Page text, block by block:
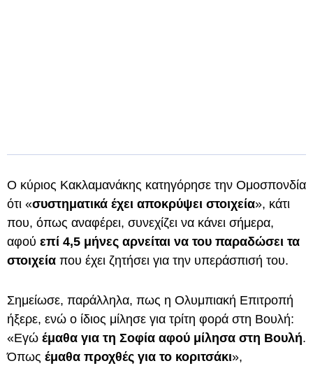
Ο κύριος Κακλαμανάκης κατηγόρησε την Ομοσπονδία
ότι «συστηματικά έχει αποκρύψει στοιχεία», κάτι
που, όπως αναφέρει, συνεχίζει να κάνει σήμερα,
αφού επί 4,5 μήνες αρνείται να του παραδώσει τα
στοιχεία που έχει ζητήσει για την υπεράσπισή του.
Σημείωσε, παράλληλα, πως η Ολυμπιακή Επιτροπή
ήξερε, ενώ ο ίδιος μίλησε για τρίτη φορά στη Βουλή:
«Εγώ έμαθα για τη Σοφία αφού μίλησα στη Βουλή.
Όπως έμαθα προχθές για το κοριτσάκι»,